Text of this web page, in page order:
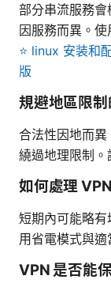
部分串流服務
因服務而異。使
⭐ linux 安装和
版
規避地區限
合法性因地而
繞過地理限制。
如何處理
短期內可能略
用省電模式與適
VPN 是否能